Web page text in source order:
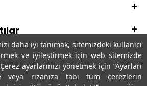
daha iyi tanımak, sitemizdeki kullanıcı
ve iyileştirmek için web sitemizde
ayarlarınızı yönetmek için “Ayarları
veya rızanıza tabi tüm çerezlerin